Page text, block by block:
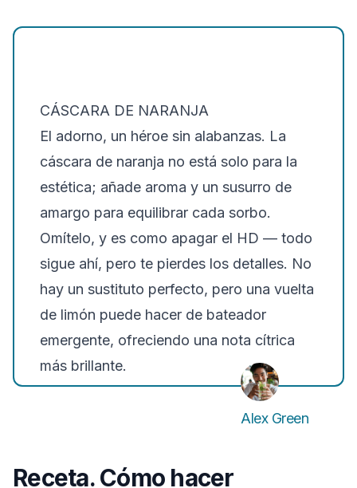
CÁSCARA DE NARANJA
El adorno, un héroe sin alabanzas. La
cáscara de naranja no está solo para la
estética; añade aroma y un susurro de
amargo para equilibrar cada sorbo.
Omítelo, y es como apagar el HD — todo
sigue ahí, pero te pierdes los detalles. No
hay un sustituto perfecto, pero una vuelta
de limón puede hacer de bateador
emergente, ofreciendo una nota cítrica
más brillante.
Alex Green
Receta. Cómo hacer